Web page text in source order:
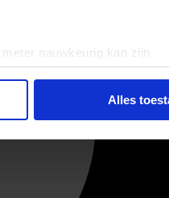
nauwkeurig kan zijn
(fingerprinting)
in het
voor social media te
site met onze partners
met andere informatie
Alles